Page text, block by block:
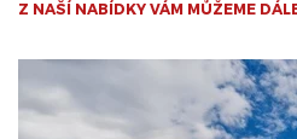
Z NAŠÍ NABÍDKY VÁM MŮŽEME